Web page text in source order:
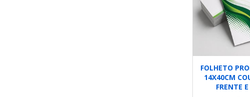
FOLHETO
14X40CM
FRENTE